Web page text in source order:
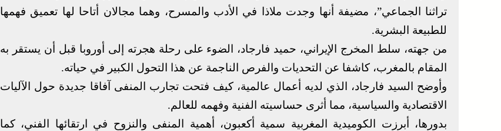
تراثنا الجماعي”، مضيفة أنها وجدت ملاذا في الأدب والمسرح، وهما مجالان أتاحا لها تعميق فهمها
للطبيعة البشرية.
من جهته، سلط المخرج الإيراني، حميد فارجاد، الضوء على رحلة هجرته إلى أوروبا قبل أن يستقر به
المقام بالمغرب، كاشفا عن التحديات والفرص الناجمة عن هذا التحول الكبير في حياته.
وأوضح السيد فارجاد، الذي لديه أعمال عالمية، كيف فتحت تجارب المنفى آفاقا جديدة حول الآليات
الاقتصادية والسياسية، مما أثرى حساسيته الفنية وفهمه للعالم.
بدورها، أبرزت الكوميدية المغربية سمية أكعبون، أهمية المنفى والنزوح في ارتقائها الفني، كما